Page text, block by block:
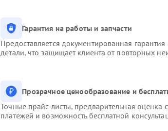
Гарантия на работы и запчасти
Предоставляется документированная
детали, что защищает клиента от повторных
Прозрачное ценообразование и
Точные прайс-листы, предварительная оценка
платежей и возможность бесплатной